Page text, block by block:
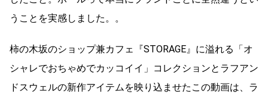
うことを実感しました。。
柿の木坂のショップ兼カフェ『STORAGE』に溢れる「オ
シャレでおちゃめでカッコイイ」コレクションとラフアン
ドスウェルの新作アイテムを映り込ませたこの動画は、ラ